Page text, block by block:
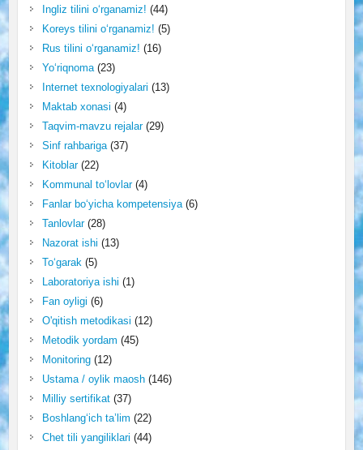
Ingliz tilini o‘rganamiz! (44)
Koreys tilini o‘rganamiz! (5)
Rus tilini o‘rganamiz! (16)
Yo‘riqnoma(23)
Internet texnologiyalari (13)
Maktab xonasi (4)
Taqvim-mavzu rejalar(29)
Sinf rahbariga(37)
Kitoblar(22)
Kommunal to‘lovlar(4)
Fanlar bo‘yicha kompetensiya(6)
Tanlovlar(28)
Nazorat ishi (13)
To‘garak(5)
Laboratoriya ishi (1)
Fan oyligi (6)
O'qitish metodikasi (12)
Metodik yordam (45)
Monitoring(12)
Ustama / oylik maosh(146)
Milliy sertifikat(37)
Boshlang‘ich ta’lim (22)
Chet tili yangiliklari (44)